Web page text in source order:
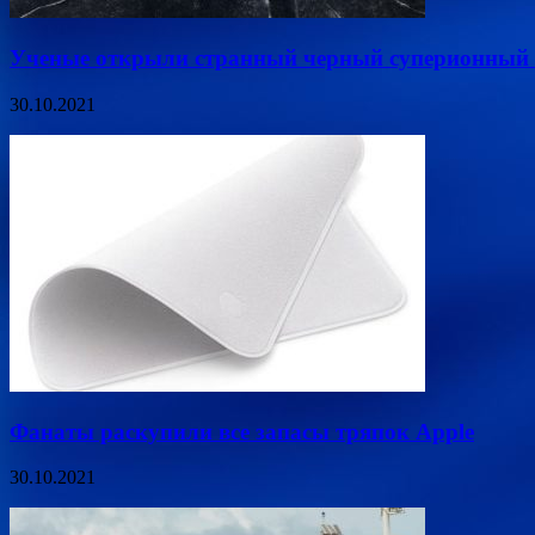
Ученые открыли странный черный суперионный
30.10.2021
Фанаты раскупили все запасы тряпок Apple
30.10.2021